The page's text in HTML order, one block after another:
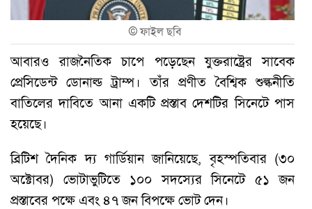
©ফাইল ছবি
আবারও রাজনৈতিক চাপে পড়েছেন যুক্তরাষ্ট্রের সাবেক
প্রেসিডেন্ট ডোনাল্ড ট্রাম্প। তাঁর প্রণীত বৈশ্বিক শুল্কনীতি
বাতিলের দাবিতে আনা একটি প্রস্তাব দেশটির সিনেটে পাস
হয়েছে।
ব্রিটিশ দৈনিক দ্য গার্ডিয়ান জানিয়েছে, বৃহস্পতিবার (৩০
অক্টোবর) ভোটাভুটিতে ১০০ সদস্যের সিনেটে ৫১ জন
প্রস্তাবের পক্ষে এবং ৪৭ জন বিপক্ষে ভোট দেন।